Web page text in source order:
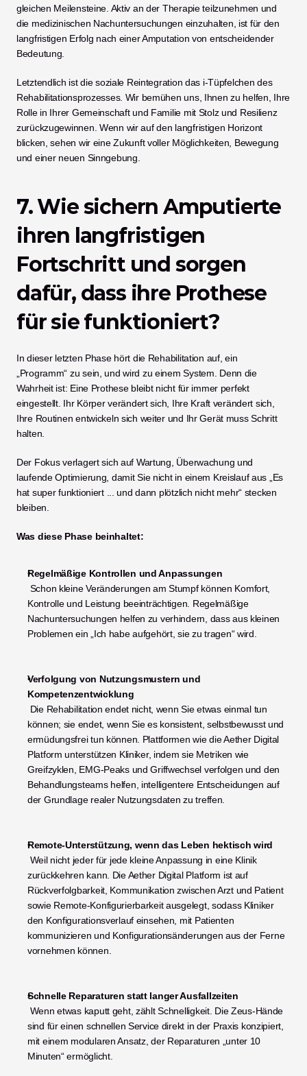
gleichen Meilensteine. Aktiv an der Therapie teilzunehmen und
die medizinischen Nachuntersuchungen einzuhalten, ist für den
langfristigen Erfolg nach einer Amputation von entscheidender
Bedeutung.
Letztendlich ist die soziale Reintegration das i-Tüpfelchen des
Rehabilitationsprozesses. Wir bemühen uns, Ihnen zu helfen, Ihre
Rolle in Ihrer Gemeinschaft und Familie mit Stolz und Resilienz
zurückzugewinnen. Wenn wir auf den langfristigen Horizont
blicken, sehen wir eine Zukunft voller Möglichkeiten, Bewegung
und einer neuen Sinngebung.
7. Wie sichern Amputierte
ihren langfristigen
Fortschritt und sorgen
dafür, dass ihre Prothese
für sie funktioniert?
In dieser letzten Phase hört die Rehabilitation auf, ein
„Programm“ zu sein, und wird zu einem System. Denn die
Wahrheit ist: Eine Prothese bleibt nicht für immer perfekt
eingestellt. Ihr Körper verändert sich, Ihre Kraft verändert sich,
Ihre Routinen entwickeln sich weiter und Ihr Gerät muss Schritt
halten.
Der Fokus verlagert sich auf Wartung, Überwachung und
laufende Optimierung, damit Sie nicht in einem Kreislauf aus „Es
hat super funktioniert ... und dann plötzlich nicht mehr“ stecken
bleiben.
Was diese Phase beinhaltet:
Regelmäßige Kontrollen und Anpassungen
Kontrolle und Leistung beeinträchtigen. Regelmäßige
Nachuntersuchungen helfen zu verhindern, dass aus kleinen
Problemen ein „Ich habe aufgehört, sie zu tragen“ wird.
Verfolgung von Nutzungsmustern und
Kompetenzentwicklung
können; sie endet, wenn Sie es konsistent, selbstbewusst und
ermüdungsfrei tun können. Plattformen wie die Aether Digital
Platform unterstützen Kliniker, indem sie Metriken wie
Greifzyklen, EMG-Peaks und Griffwechsel verfolgen und den
Behandlungsteams helfen, intelligentere Entscheidungen auf
der Grundlage realer Nutzungsdaten zu treffen.
Remote-Unterstützung, wenn das Leben hektisch wird
zurückkehren kann. Die Aether Digital Platform ist auf
Rückverfolgbarkeit, Kommunikation zwischen Arzt und Patient
sowie Remote-Konfigurierbarkeit ausgelegt, sodass Kliniker
den Konfigurationsverlauf einsehen, mit Patienten
kommunizieren und Konfigurationsänderungen aus der Ferne
vornehmen können.
Schnelle Reparaturen statt langer Ausfallzeiten
sind für einen schnellen Service direkt in der Praxis konzipiert,
mit einem modularen Ansatz, der Reparaturen „unter 10
Minuten“ ermöglicht.